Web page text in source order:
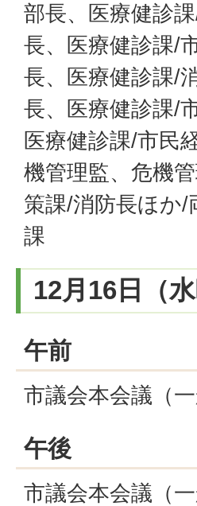
部長、医療健診
長、医療健診課/
長、医療健診課/
長、医療健診課/
医療健診課/市民
機管理監、危機
策課/消防長ほか/
課
12月16日（水
午前
市議会本会議（一
午後
市議会本会議（一